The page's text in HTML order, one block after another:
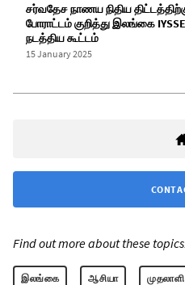
சர்வதேச நாணய நிதிய
போராட்டம் குறித்து இலங்கை
நடத்திய கூட்டம்
15 January 2025
Find out more about these
இலங்கை ஆசியா